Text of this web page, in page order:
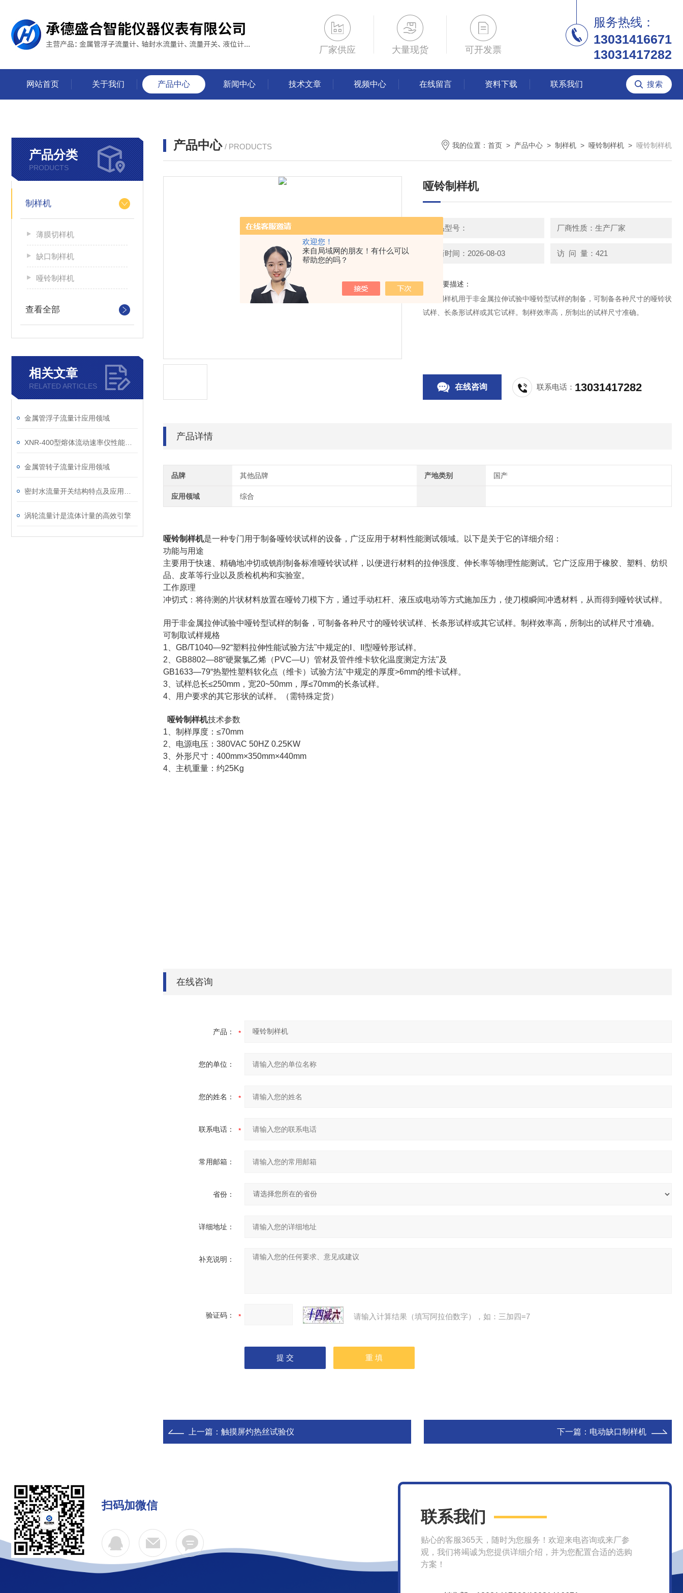
欢迎您！
来自局域网的朋友！有什么可以
帮助您的吗？
厂家供应 大量现货 可开发票
服务热线：
13031416671
13031417282
网站首页 关于我们 产品中心 新闻中心 技术文章 视频中心 在线留言 资料下载 联系我们
产品分类
PRODUCTS
制样机
薄膜切样机
缺口制样机
哑铃制样机
查看全部
相关文章
RELATED ARTICLES
金属管浮子流量计应用领域
金属管转子流量计应用领域
涡轮流量计是流体计量的高效引擎
产品中心 / PRODUCTS 我的位置： 首页 > 产品中心 > 制样机 > 哑铃制样机 > 哑铃制样机
哑铃制样机
产品型号： 厂商性质：生产厂家
更新时间：2026-08-03 访 问 量：421
简要描述：
哑铃制样机用于非金属拉伸试验中哑铃型试样的制备，可制备各种尺寸的哑铃状
试样、长条形试样或其它试样。制样效率高，所制出的试样尺寸准确。
在线咨询 联系电话： 13031417282
产品详情
品牌 其他品牌 产地类别 国产
应用领域 综合
哑铃制样机是一种专门用于制备哑铃状试样的设备，广泛应用于材料性能测试领域。以下是关于它的详细介绍：
功能与用途
主要用于快速、精确地冲切或铣削制备标准哑铃状试样，以便进行材料的拉伸强度、伸长率等物理性能测试。它广泛应用于橡胶、塑料、纺织
品、皮革等行业以及质检机构和实验室。
工作原理
冲切式：将待测的片状材料放置在哑铃刀模下方，通过手动杠杆、液压或电动等方式施加压力，使刀模瞬间冲透材料，从而得到哑铃状试样。
用于非金属拉伸试验中哑铃型试样的制备，可制备各种尺寸的哑铃状试样、长条形试样或其它试样。制样效率高，所制出的试样尺寸准确。
可制取试样规格
1、GB/T1040—92“塑料拉伸性能试验方法"中规定的Ⅰ、II型哑铃形试样。
2、GB8802—88“硬聚氯乙烯（PVC—U）管材及管件维卡软化温度测定方法"及
GB1633—79“热塑性塑料软化点（维卡）试验方法"中规定的厚度>6mm的维卡试样。
3、试样总长≤250mm，宽20~50mm，厚≤70mm的长条试样。
4、用户要求的其它形状的试样。（需特殊定货）
哑铃制样机技术参数
1、制样厚度：≤70mm
2、电源电压：380VAC 50HZ 0.25KW
3、外形尺寸：400mm×350mm×440mm
4、主机重量：约25Kg
在线咨询
产品：
您的单位：
您的姓名：
联系电话：
常用邮箱：
省份：
详细地址：
补充说明：
验证码： 请输入计算结果（填写阿拉伯数字），如：三加四=7
上一篇： 触摸屏灼热丝试验仪 下一篇： 电动缺口制样机
扫码加微信
联系我们
贴心的客服365天，随时为您服务！欢迎来电咨询或来厂参
观，我们将竭诚为您提供详细介绍，并为您配置合适的选购
方案！